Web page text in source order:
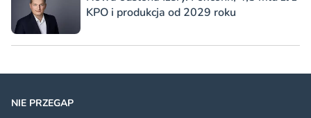
KPO i produkcja od 2029 roku
NIE PRZEGAP